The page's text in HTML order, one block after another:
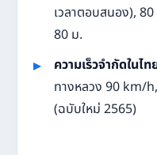
เวลาตอบสนอง),
80 ม.
ความเร็วจำกัดในไท
ทางหลวง 90 km/
(ฉบับใหม่ 2565)